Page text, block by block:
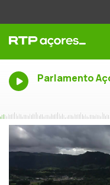
Parlamento